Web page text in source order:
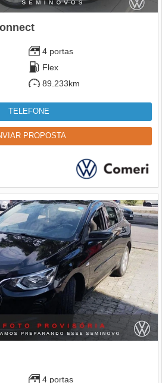
4 portas
Flex
89.233km
TELEFONE
PROPOSTA
4 portas